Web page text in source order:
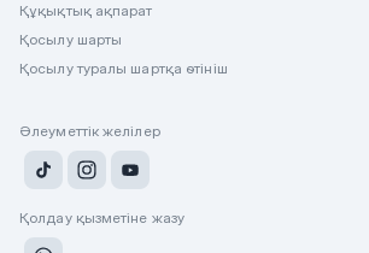
Құқықтық ақпарат
Қосылу шарты
Қосылу туралы шартқа өтініш
Әлеуметтік желілер
Қолдау қызметіне жазу